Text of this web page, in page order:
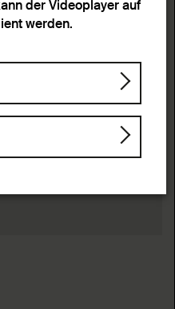
der Videoplayer auf
werden.